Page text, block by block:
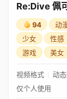
Re:Dive 佩
（泳装）6★
94
动
少女
性感
游戏
美女
视频格式 动
仅个人使用